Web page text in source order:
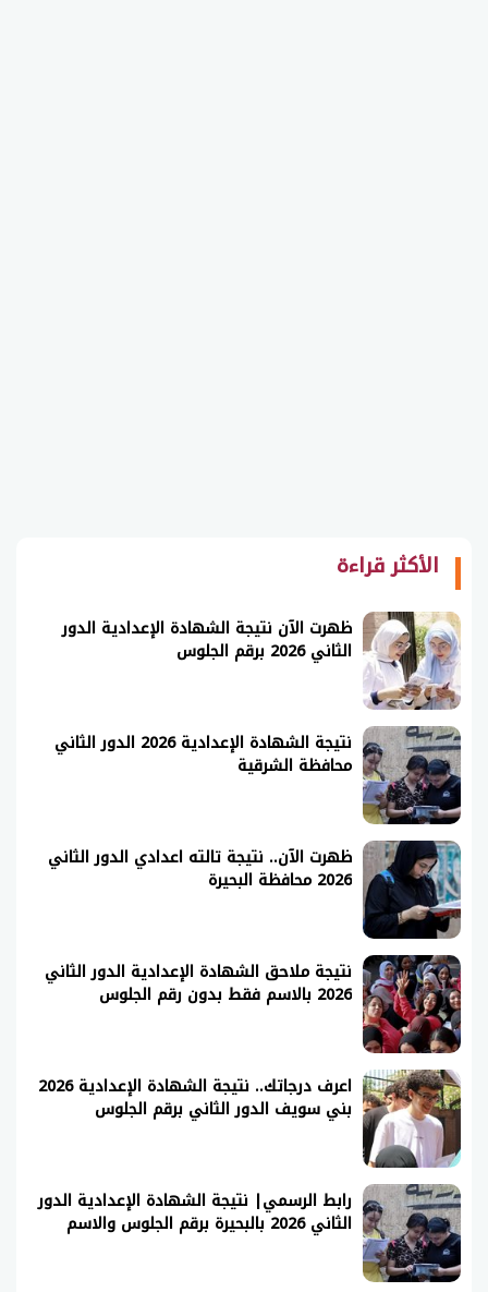
الأكثر قراءة
ظهرت الآن نتيجة الشهادة الإعدادية الدور
الثاني 2026 برقم الجلوس
نتيجة الشهادة الإعدادية 2026 الدور الثاني
محافظة الشرقية
ظهرت الآن.. نتيجة تالته اعدادي الدور الثاني
2026 محافظة البحيرة
نتيجة ملاحق الشهادة الإعدادية الدور الثاني
2026 بالاسم فقط بدون رقم الجلوس
اعرف درجاتك.. نتيجة الشهادة الإعدادية 2026
بني سويف الدور الثاني برقم الجلوس
رابط الرسمي| نتيجة الشهادة الإعدادية الدور
الثاني 2026 بالبحيرة برقم الجلوس والاسم